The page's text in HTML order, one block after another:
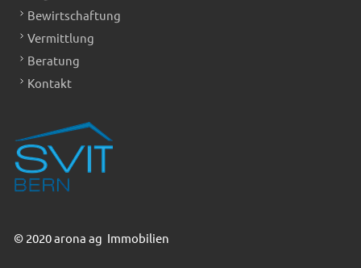
Bewirtschaftung
Vermittlung
Beratung
Kontakt
© 2020 arona ag Immobilien